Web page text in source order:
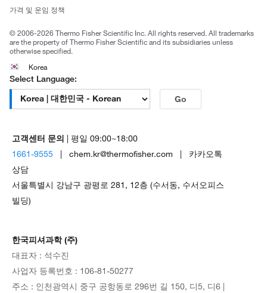
가격 및 운임 정책
© 2006-2026 Thermo Fisher Scientific Inc. All rights reserved. All trademarks
are the property of Thermo Fisher Scientific and its subsidiaries unless
otherwise specified.
Korea
Select Language:
Go
고객센터 문의 | 평일 09:00~18:00
1661-9555 | chem.kr@thermofisher.com | 카카오톡
상담
서울특별시 강남구 광평로 281, 12층 (수서동, 수서오피스
빌딩)
한국피셔과학 (주)
대표자 : 석수진
사업자 등록번호 : 106-81-50277
주소 : 인천광역시 중구 공항동로 296번 길 150, 디5, 디6 |